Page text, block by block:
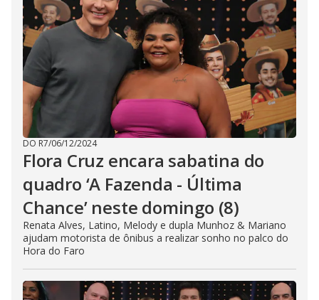
DO R7/06/12/2024
Flora Cruz encara sabatina do
quadro ‘A Fazenda - Última
Chance’ neste domingo (8)
Renata Alves, Latino, Melody e dupla Munhoz & Mariano
ajudam motorista de ônibus a realizar sonho no palco do
Hora do Faro